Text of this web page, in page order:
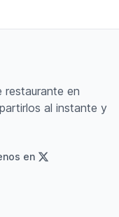
restaurante en
al instante y
en